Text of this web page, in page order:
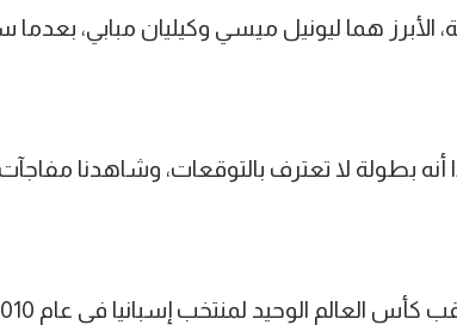
أنه بطولة لا تعترف بالتوقعات، وشاهدنا